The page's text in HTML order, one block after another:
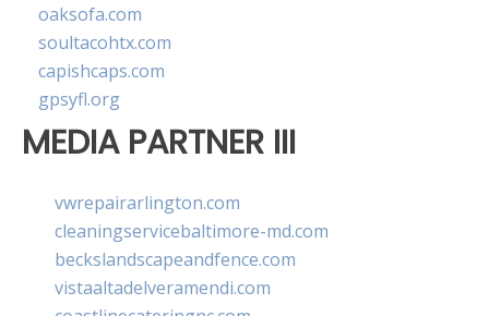
oaksofa.com
soultacohtx.com
capishcaps.com
gpsyfl.org
MEDIA PARTNER III
vwrepairarlington.com
cleaningservicebaltimore-md.com
beckslandscapeandfence.com
vistaaltadelveramendi.com